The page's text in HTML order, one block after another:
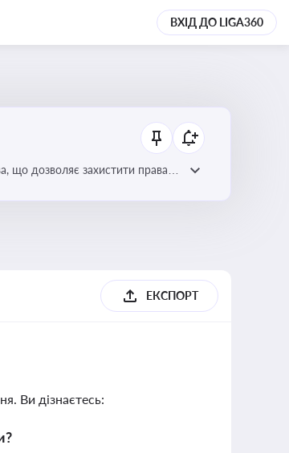
ВХІД ДО LIGA360
що дозволяє захистити права
ЕКСПОРТ
Ви дізнаєтесь: